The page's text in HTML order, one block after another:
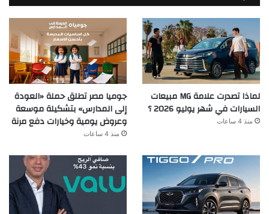
لماذا تصدرت علامة MG مبيعات
السيارات في شهر يوليو 2026 ؟
منذ 4 ساعات
جوميا مصر تطلق حملة «العودة
إلى المدارس» بتشكيلة موسعة
وعروض يومية وخيارات دفع مرنة
منذ 4 ساعات